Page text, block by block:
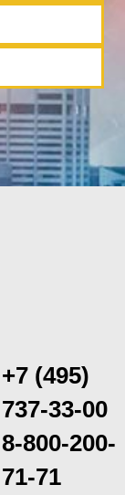
+7 (495)
737-33-00
8-800-200-
71-71